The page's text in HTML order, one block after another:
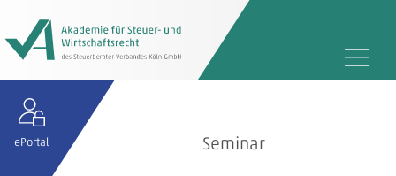
ePortal Seminar